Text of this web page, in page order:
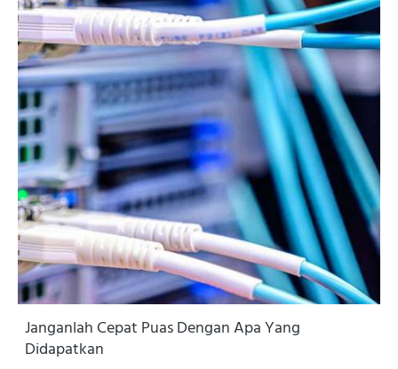
Janganlah Cepat Puas Dengan Apa Yang
Didapatkan